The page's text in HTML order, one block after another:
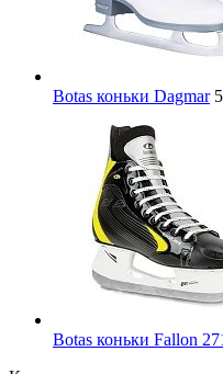
Botas коньки Dagmar
Botas коньки Fallon